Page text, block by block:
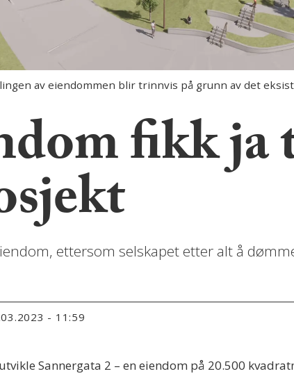
av eiendommen blir trinnvis på grunn av det
fikk
ettersom selskapet etter alt å
- 11:59
Sannergata 2 – en eiendom på 20.500